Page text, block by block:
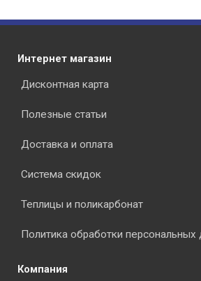
Интернет магазин
Дисконтная карта
Полезные статьи
Доставка и оплата
Система скидок
Теплицы и поликарбонат
Политика обработки персональных
Компания